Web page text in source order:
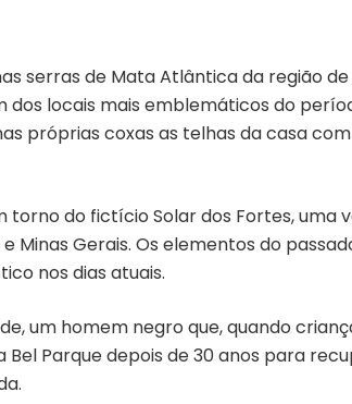
serras de Mata Atlântica da região
dos locais mais emblemáticos do
próprias coxas as telhas da casa
torno do fictício Solar dos Fortes, uma
Minas Gerais. Os elementos do
nos dias atuais.
um homem negro que, quando
Bel Parque depois de 30 anos para